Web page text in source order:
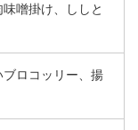
噌掛け、ししと
ロコッリー、揚